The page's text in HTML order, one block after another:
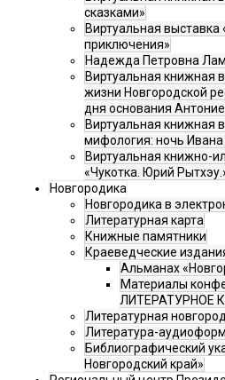
сказками»
Виртуальная
приключения»
Надежда Петровна
Виртуальная книжная
жизни Новгородской
дня основания
Виртуальная книжная
мифология: ночь
Виртуальная книжно-
«Чукотка. Юрий
Новгородика
Новгородика в
Литературная карта
Книжные памятники
Краеведческие
Альманах
Материалы
ЛИТЕРАТУРНОЕ
Литературная
Литература-
Библиографический
Новгородский край»